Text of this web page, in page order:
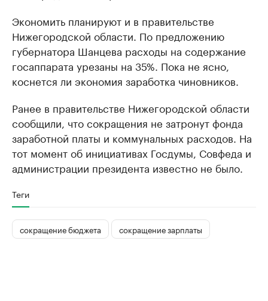
Экономить планируют и в правительстве
Нижегородской области. По предложению
губернатора Шанцева расходы на содержание
госаппарата урезаны на 35%. Пока не ясно,
коснется ли экономия заработка чиновников.
Ранее в правительстве Нижегородской области
сообщили, что сокращения не затронут фонда
заработной платы и коммунальных расходов. На
тот момент об инициативах Госдумы, Совфеда и
администрации президента известно не было.
Теги
сокращение бюджета сокращение зарплаты